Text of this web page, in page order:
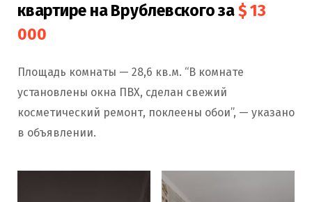
квартире на Врублевского за$ 13
000
Площадь комнаты — 28,6 кв.м. “В комнате
установлены окна ПВХ, сделан свежий
косметический ремонт, поклеены обои”, — указано
в объявлении.